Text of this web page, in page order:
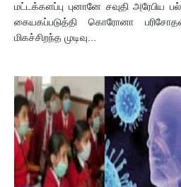
மட்டக்களப்பு புனானே சவுதி
கையகப்படுத்தி கொரோனா
மிகச்சிறந்த முடிவு...